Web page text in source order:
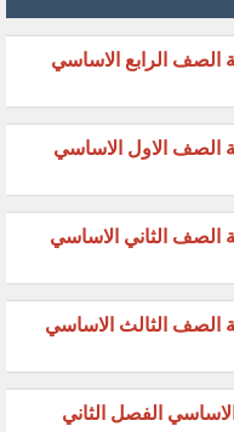
الصف الرابع الاساسي
الصف الاول الاساسي
الصف الثاني الاساسي
الصف الثالث الاساسي
الفصل الثاني